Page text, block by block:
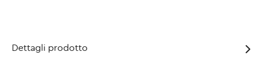
Dettagli prodotto